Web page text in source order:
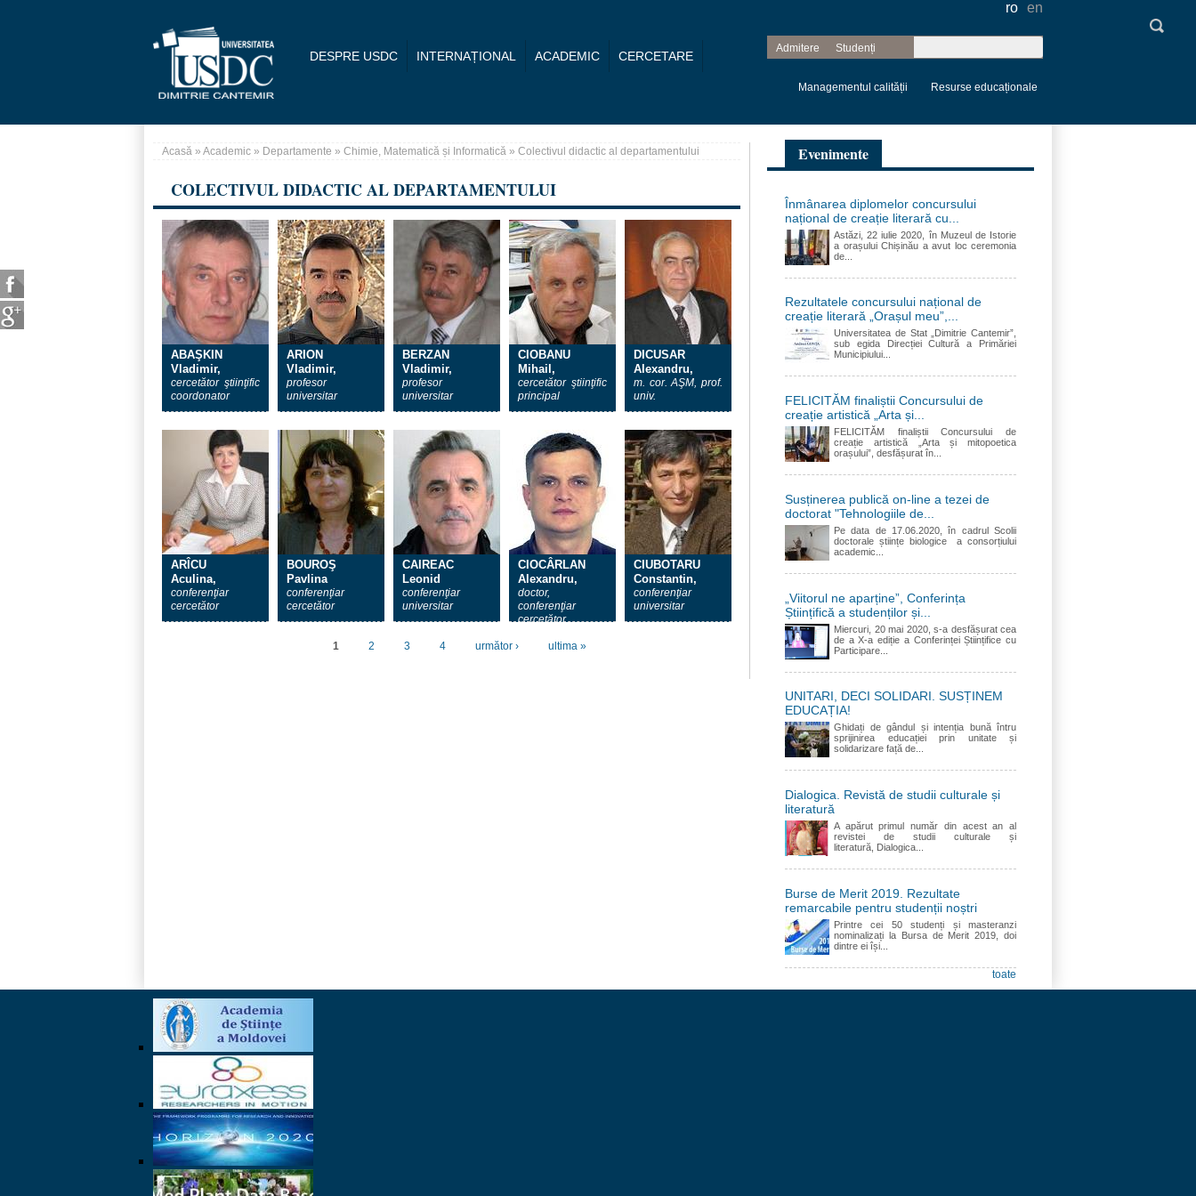
DESPRE USDC INTERNAȚIONAL ACADEMIC CERCETARE
ro en
Admitere Studenți
Formular de
căutare
Managementul calității Resurse educaționale
Acasă » Academic » Departamente » Chimie, Matematică și Informatică » Colectivul didactic al departamentului
COLECTIVUL DIDACTIC AL DEPARTAMENTULUI
ABAŞKIN
Vladimir,
cercetător ştiinţific
coordonator
ARION
Vladimir,
profesor
universitar
BERZAN
Vladimir,
profesor
universitar
CIOBANU
Mihail,
cercetător ştiinţific
principal
DICUSAR
Alexandru,
m. cor. AŞM, prof.
univ.
ARÎCU
Aculina,
conferenţiar
cercetător
BOUROŞ
Pavlina
conferenţiar
cercetător
CAIREAC
Leonid
conferenţiar
universitar
CIOCÂRLAN
Alexandru,
doctor,
conferenţiar
cercetător
CIUBOTARU
Constantin,
conferenţiar
universitar
Pagini
1 2 3 4 următor › ultima »
Evenimente
Înmânarea diplomelor concursului
național de creație literară cu...
Astăzi, 22 iulie 2020, în Muzeul de Istorie
a orașului Chișinău a avut loc ceremonia
de...
Rezultatele concursului național de
creație literară „Orașul meu”,...
Universitatea de Stat „Dimitrie Cantemir”,
sub egida Direcției Cultură a Primăriei
Municipiului...
FELICITĂM finaliștii Concursului de
creație artistică „Arta și...
FELICITĂM finaliștii Concursului de
creație artistică „Arta și mitopoetica
orașului”, desfășurat în...
Susținerea publică on-line a tezei de
doctorat "Tehnologiile de...
Pe data de 17.06.2020, în cadrul Scolii
doctorale științe biologice a consorțiului
academic...
„Viitorul ne aparține”, Conferința
Științifică a studenților și...
Miercuri, 20 mai 2020, s-a desfășurat cea
de a X-a ediție a Conferinței Științifice cu
Participare...
UNITARI, DECI SOLIDARI. SUSȚINEM
EDUCAȚIA!
Ghidați de gândul și intenția bună întru
sprijinirea educației prin unitate și
solidarizare față de...
Dialogica. Revistă de studii culturale și
literatură
A apărut primul număr din acest an al
revistei de studii culturale și
literatură, Dialogica...
Burse de Merit 2019. Rezultate
remarcabile pentru studenții noștri
Printre cei 50 studenți și masteranzi
nominalizați la Bursa de Merit 2019, doi
dintre ei își...
toate